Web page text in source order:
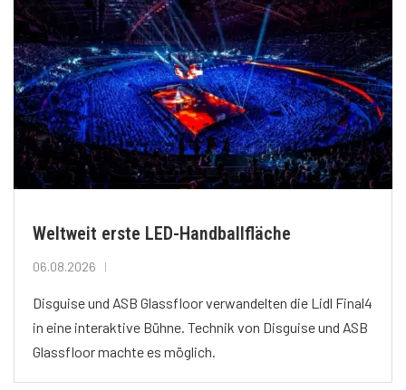
Weltweit erste LED-Handballfläche
06.08.2026
Disguise und ASB Glassfloor verwandelten die Lidl Final4
in eine interaktive Bühne. Technik von Disguise und ASB
Glassfloor machte es möglich.